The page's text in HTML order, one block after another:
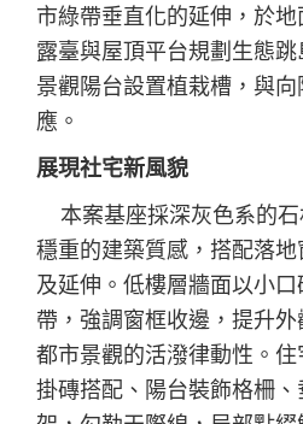
市綠帶垂直化的延伸，於
露臺與屋頂平台規劃生態
景觀陽台設置植栽槽，與
應。
展現社宅新風貌
本案基座採深灰色系的石
穩重的建築質感，搭配落
及延伸。低樓層牆面以小
帶，強調窗框收邊，提升
都市景觀的活潑律動性。
掛磚搭配、陽台裝飾格柵